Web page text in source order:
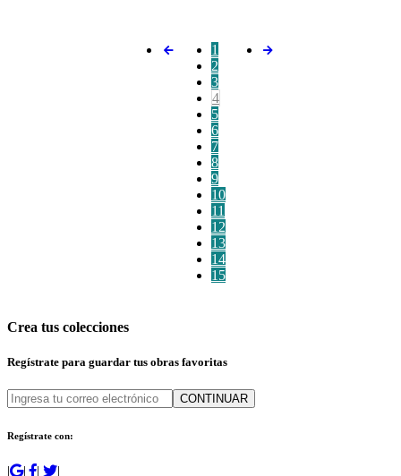
1
2
3
4
5
6
7
8
9
10
11
12
13
14
15
Crea tus colecciones
Regístrate para guardar tus obras favoritas
CONTINUAR
Regístrate con:
| | | |